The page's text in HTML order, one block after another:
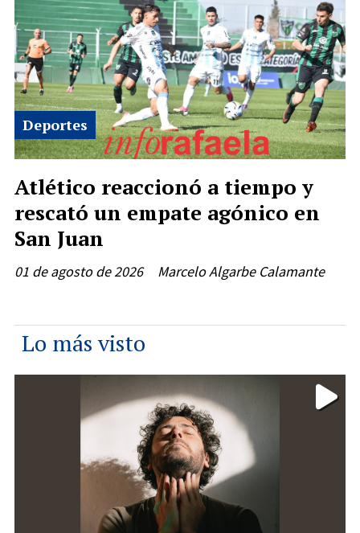
Atlético reaccionó a tiempo y
rescató un empate agónico en
San Juan
Marcelo Algarbe Calamante
Deportes
01 de agosto de 2026
Lo más visto